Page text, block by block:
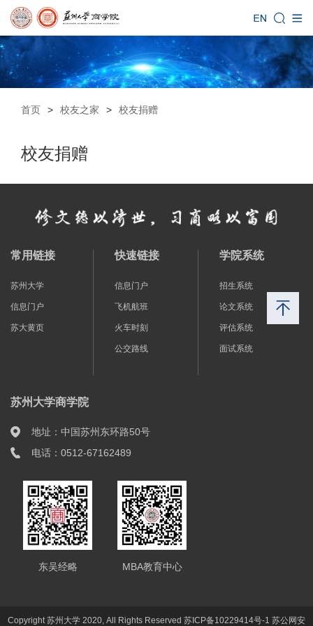
首页 > 校友之家 > 校友捐赠
校友捐赠
常用链接
苏州大学
信息门户
苏大黄页
快速链接
信息门户
飞机航班
火车时刻
公交路线
学院系统
招生系统
论文系统
评估系统
面试系统
苏州大学商学院
地址：中国苏州东环路50号
电话：0512-67162489
东吴经略 MBA教育中心
Copyright 苏州大学 2020, All Rights Reserved 苏ICP备10229414号-1 苏公网安